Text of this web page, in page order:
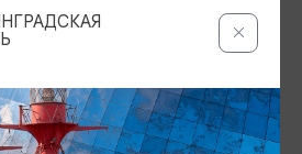
ИНФОРМАЦИЮ